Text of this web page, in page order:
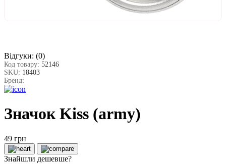
Відгуки: (0)
Код товару: 52146
SKU: 18403
Бренд:
Значок Kiss (army)
49 грн
Знайшли дешевше?